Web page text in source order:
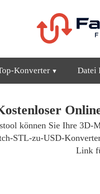
Konverter Datei
können Sie Ihre 3D-
STL-zu-USD-
Link